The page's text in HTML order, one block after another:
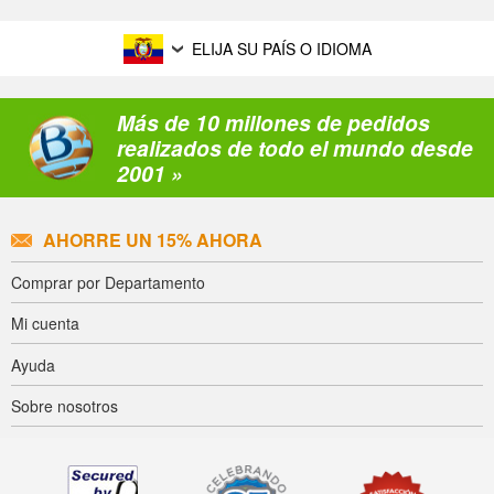
ELIJA SU PAÍS O IDIOMA
Más de 10 millones de pedidos
realizados de todo el mundo desde
2001 »
AHORRE UN 15% AHORA
Comprar por Departamento
Mi cuenta
Ayuda
Sobre nosotros